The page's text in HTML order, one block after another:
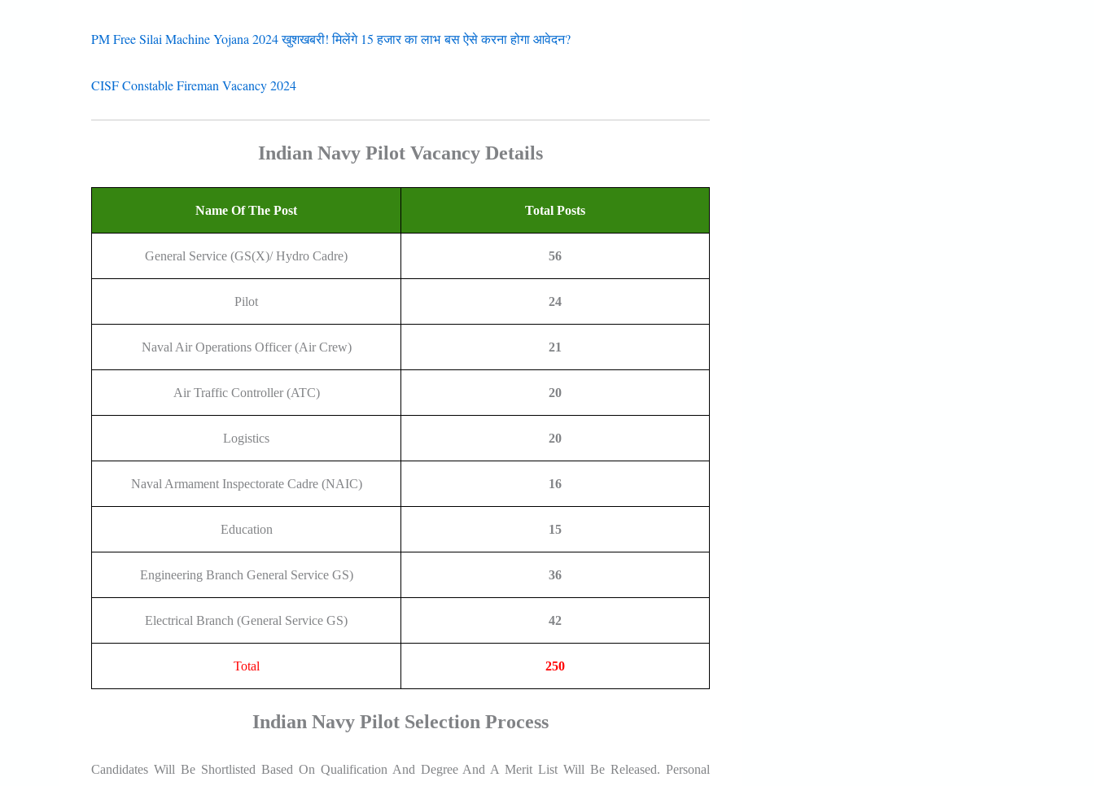
PM Free Silai Machine Yojana 2024 खुशखबरी! मिलेंगे 15 हजार का लाभ बस ऐसे करना होगा आवेदन?
CISF Constable Fireman Vacancy 2024
Indian Navy Pilot Vacancy Details
Name Of The Post Total Posts
General Service (GS(X)/ Hydro Cadre) 56
Pilot 24
Naval Air Operations Officer (Air Crew) 21
Air Traffic Controller (ATC) 20
Logistics 20
Naval Armament Inspectorate Cadre (NAIC) 16
Education 15
Engineering Branch General Service GS) 36
Electrical Branch (General Service GS) 42
Total 250
Indian Navy Pilot Selection Process
Candidates Will Be Shortlisted Based On Qualification And Degree And A Merit List Will Be Released. Personal